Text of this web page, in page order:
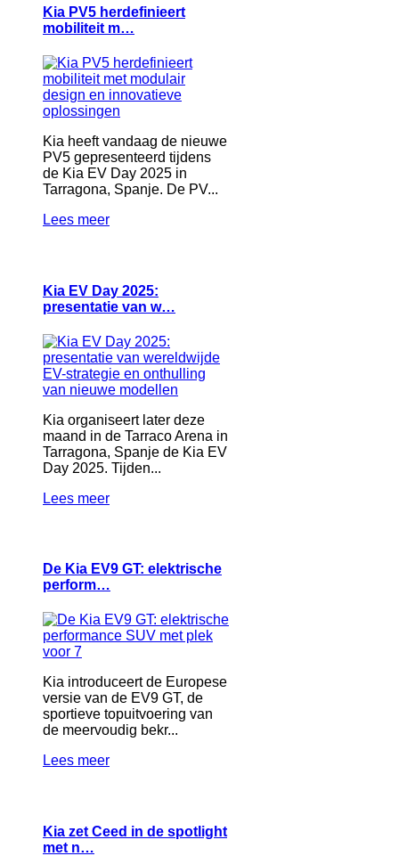
Kia PV5 herdefinieert
mobiliteit m…
Kia heeft vandaag de nieuwe
PV5 gepresenteerd tijdens
de Kia EV Day 2025 in
Tarragona, Spanje. De PV...
Lees meer
Kia EV Day 2025:
presentatie van w…
Kia organiseert later deze
maand in de Tarraco Arena in
Tarragona, Spanje de Kia EV
Day 2025. Tijden...
Lees meer
De Kia EV9 GT: elektrische
perform…
Kia introduceert de Europese
versie van de EV9 GT, de
sportieve topuitvoering van
de meervoudig bekr...
Lees meer
Kia zet Ceed in de spotlight
met n…